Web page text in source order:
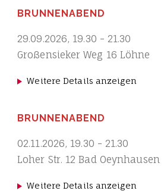
BRUNNENABEND
29.09.2026, 19.30 - 21.30
Großensieker Weg 16 Löhne
Weitere Details anzeigen
BRUNNENABEND
02.11.2026, 19.30 - 21.30
Loher Str. 12 Bad Oeynhausen
Weitere Details anzeigen